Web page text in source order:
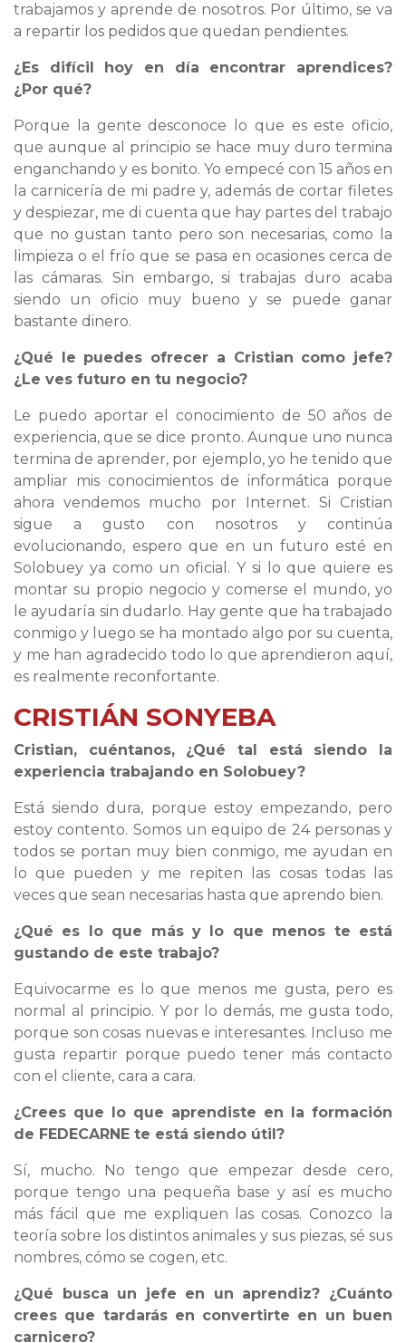
trabajamos y aprende de nosotros. Por último, se va
a repartir los pedidos que quedan pendientes.
¿Es difícil hoy en día encontrar aprendices?
¿Por qué?
Porque la gente desconoce lo que es este oficio,
que aunque al principio se hace muy duro termina
enganchando y es bonito. Yo empecé con 15 años en
la carnicería de mi padre y, además de cortar filetes
y despiezar, me di cuenta que hay partes del trabajo
que no gustan tanto pero son necesarias, como la
limpieza o el frío que se pasa en ocasiones cerca de
las cámaras. Sin embargo, si trabajas duro acaba
siendo un oficio muy bueno y se puede ganar
bastante dinero.
¿Qué le puedes ofrecer a Cristian como jefe?
¿Le ves futuro en tu negocio?
Le puedo aportar el conocimiento de 50 años de
experiencia, que se dice pronto. Aunque uno nunca
termina de aprender, por ejemplo, yo he tenido que
ampliar mis conocimientos de informática porque
ahora vendemos mucho por Internet. Si Cristian
sigue a gusto con nosotros y continúa
evolucionando, espero que en un futuro esté en
Solobuey ya como un oficial. Y si lo que quiere es
montar su propio negocio y comerse el mundo, yo
le ayudaría sin dudarlo. Hay gente que ha trabajado
conmigo y luego se ha montado algo por su cuenta,
y me han agradecido todo lo que aprendieron aquí,
es realmente reconfortante.
CRISTIÁN SONYEBA
Cristian, cuéntanos, ¿Qué tal está siendo la
experiencia trabajando en Solobuey?
Está siendo dura, porque estoy empezando, pero
estoy contento. Somos un equipo de 24 personas y
todos se portan muy bien conmigo, me ayudan en
lo que pueden y me repiten las cosas todas las
veces que sean necesarias hasta que aprendo bien.
¿Qué es lo que más y lo que menos te está
gustando de este trabajo?
Equivocarme es lo que menos me gusta, pero es
normal al principio. Y por lo demás, me gusta todo,
porque son cosas nuevas e interesantes. Incluso me
gusta repartir porque puedo tener más contacto
con el cliente, cara a cara.
¿Crees que lo que aprendiste en la formación
de FEDECARNE te está siendo útil?
Sí, mucho. No tengo que empezar desde cero,
porque tengo una pequeña base y así es mucho
más fácil que me expliquen las cosas. Conozco la
teoría sobre los distintos animales y sus piezas, sé sus
nombres, cómo se cogen, etc.
¿Qué busca un jefe en un aprendiz? ¿Cuánto
crees que tardarás en convertirte en un buen
carnicero?